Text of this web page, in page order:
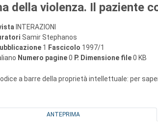
della violenza. Il paziente
INTERAZIONI
Samir Stephanos
1 Fascicolo 1997/1
Numero pagine0 P. Dimensione file0 KB
codice a barre della proprietà intellettuale: per
ANTEPRIMA